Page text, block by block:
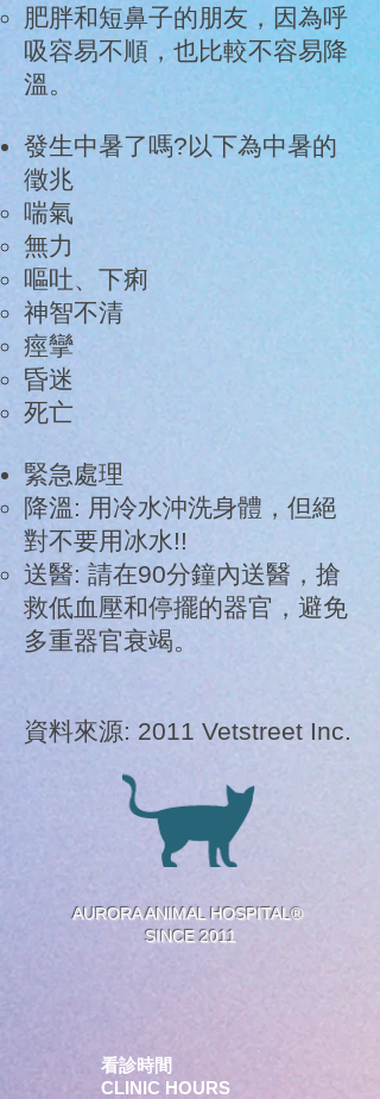
肥胖和短鼻子的朋友，因為呼
吸容易不順，也比較不容易降
溫。
發生中暑了嗎?以下為中暑的
徵兆
喘氣
無力
嘔吐、下痢
神智不清
痙攣
昏迷
死亡
緊急處理
降溫: 用冷水沖洗身體，但絕
對不要用冰水!!
送醫: 請在90分鐘內送醫，搶
救低血壓和停擺的器官，避免
多重器官衰竭。
資料來源: 2011 Vetstreet Inc.
AURORA ANIMAL HOSPITAL®
SINCE 2011
看診時間
CLINIC HOURS